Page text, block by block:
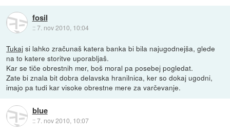
fosil
::7. nov 2010, 10:04
Tukaj si lahko zračunaš katera banka bi bila najugodnejša, glede
na to katere storitve uporabljaš.
Kar se tiče obrestnih mer, boš moral pa posebej pogledat.
Zate bi znala bit dobra delavska hranilnica, ker so dokaj ugodni,
imajo pa tudi kar visoke obrestne mere za varčevanje.
blue
::7. nov 2010, 10:07